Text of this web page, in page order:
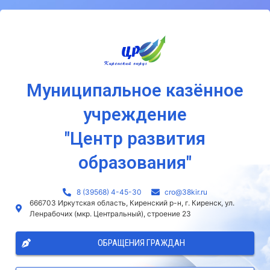
Муниципальное казённое
учреждение
"Центр развития
образования"
8 (39568) 4-45-30
сro@38kir.ru
666703 Иркутская область, Киренский р-н, г. Киренск, ул.
Ленрабочих (мкр. Центральный), строение 23
ОБРАЩЕНИЯ ГРАЖДАН